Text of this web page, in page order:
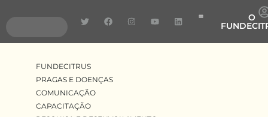
O
FUNDECITRUS
PRAGAS E DOENÇAS
COMUNICAÇÃO
CAPACITAÇÃO